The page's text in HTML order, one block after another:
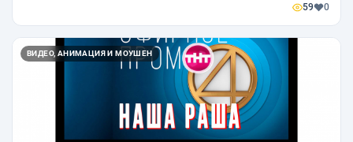
59 0
ВИДЕО, АНИМАЦИЯ И МОУШЕН